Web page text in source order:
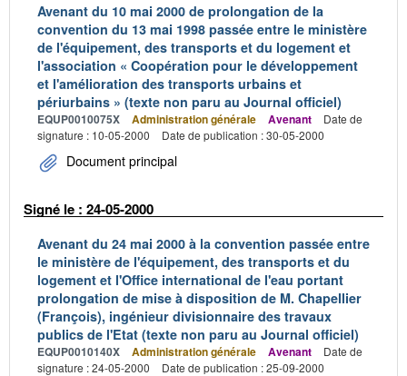
Avenant du 10 mai 2000 de prolongation de la
convention du 13 mai 1998 passée entre le ministère
de l'équipement, des transports et du logement et
l'association « Coopération pour le développement
et l'amélioration des transports urbains et
périurbains » (texte non paru au Journal officiel)
EQUP0010075X Administration générale Avenant
Date de
signature : 10-05-2000
Date de publication : 30-05-2000
Document principal
Signé le : 24-05-2000
Avenant du 24 mai 2000 à la convention passée entre
le ministère de l'équipement, des transports et du
logement et l'Office international de l'eau portant
prolongation de mise à disposition de M. Chapellier
(François), ingénieur divisionnaire des travaux
publics de l'Etat (texte non paru au Journal officiel)
EQUP0010140X Administration générale Avenant
Date de
signature : 24-05-2000
Date de publication : 25-09-2000